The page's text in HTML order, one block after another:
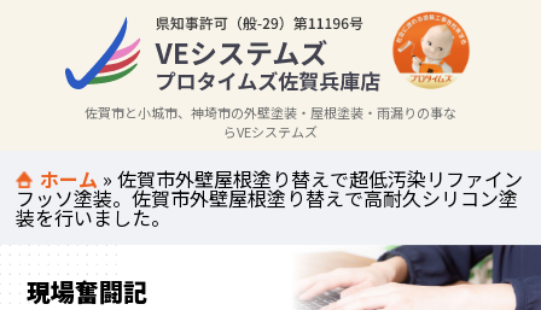
佐賀市と小城市、神埼市の外壁塗装・屋根塗装・雨漏りの事な
らVEシステムズ
ホーム »佐賀市外壁屋根塗り替えで超低汚染リファイン
フッソ塗装。佐賀市外壁屋根塗り替えで高耐久シリコン塗
装を行いました。
現場奮闘記